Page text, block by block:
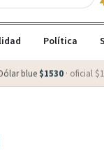
Política
blue $1530 · oficial $